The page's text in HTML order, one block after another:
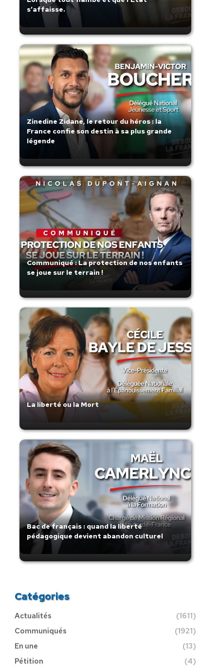
s’affaisse.
Zinedine Zidane, le retour du héros : la
France confie son destin à sa plus grande
légende
Communiqué : La protection de nos enfants
se joue sur le terrain !
La liberté ou la Mort
Bac de français : quand la liberté
pédagogique devient abandon culturel
Catégories
Actualités
(1611)
Communiqués
(1921)
En une
(13)
Pétition
(4)